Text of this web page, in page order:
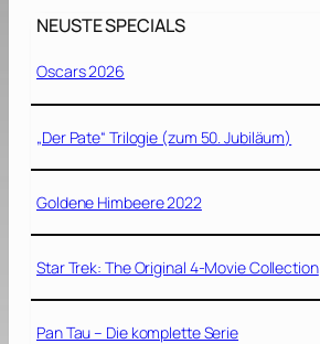
NEUSTE SPECIALS
Oscars 2026
„Der Pate“ Trilogie (zum 50. Jubiläum)
Goldene Himbeere 2022
Star Trek: The Original 4-Movie Collection
Pan Tau – Die komplette Serie